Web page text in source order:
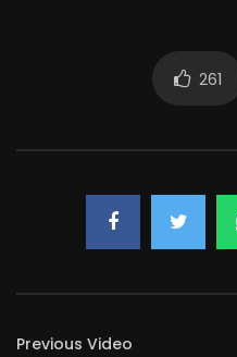
261
Previous Video